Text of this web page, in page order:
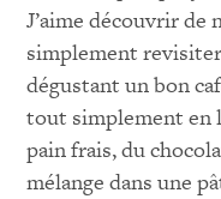
J’aime découvrir de
simplement
dégustant un bon
tout simplement en
pain frais, du
mélange dans une